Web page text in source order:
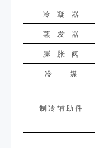
冷 凝 器
蒸 发 器
膨 胀 阀
冷 媒
制 冷 辅 助 件